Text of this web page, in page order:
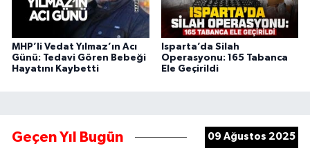
MHP’li Vedat Yılmaz’ın Acı
Günü: Tedavi Gören Bebeği
Hayatını Kaybetti
Isparta’da Silah
Operasyonu: 165 Tabanca
Ele Geçirildi
Geçen Yıl Bugün 09 Ağustos 2025